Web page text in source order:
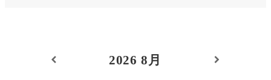
2026 8月